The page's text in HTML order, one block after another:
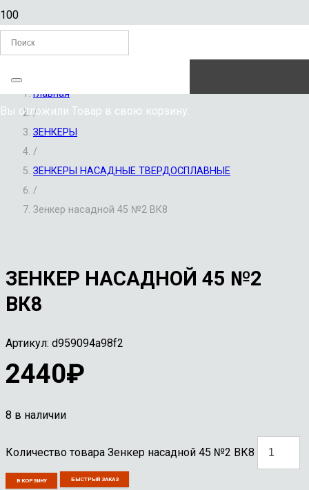
ЗАКАЗАТЬ ЗВОНОК
Вы отложили Товар в свою корзину.
Главная
/
ЗЕНКЕРЫ
/
ЗЕНКЕРЫ НАСАДНЫЕ ТВЕРДОСПЛАВНЫЕ
/
Зенкер насадной 45 №2 ВК8
ЗЕНКЕР НАСАДНОЙ 45 №2
ВК8
Артикул: d959094a98f2
2440₽
8 в наличии
Количество товара Зенкер насадной 45 №2 ВК8
В КОРЗИНУ БЫСТРЫЙ ЗАКАЗ